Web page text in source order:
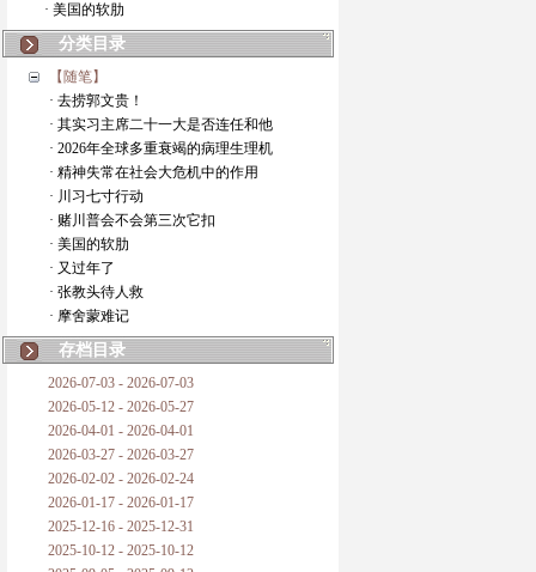
· 美国的软肋
分类目录
【随笔】
· 去捞郭文贵！
· 其实习主席二十一大是否连任和他
· 2026年全球多重衰竭的病理生理机
· 精神失常在社会大危机中的作用
· 川习七寸行动
· 赌川普会不会第三次它扣
· 美国的软肋
· 又过年了
· 张教头待人救
· 摩舍蒙难记
存档目录
2026-07-03 - 2026-07-03
2026-05-12 - 2026-05-27
2026-04-01 - 2026-04-01
2026-03-27 - 2026-03-27
2026-02-02 - 2026-02-24
2026-01-17 - 2026-01-17
2025-12-16 - 2025-12-31
2025-10-12 - 2025-10-12